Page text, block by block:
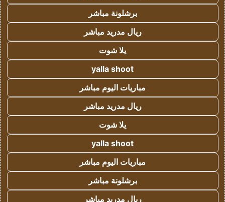
برشلونة مباشر
ريال مدريد مباشر
يلا شوت
yalla shoot
مباريات اليوم مباشر
ريال مدريد مباشر
يلا شوت
yalla shoot
مباريات اليوم مباشر
برشلونة مباشر
ريال مدريد مباشر